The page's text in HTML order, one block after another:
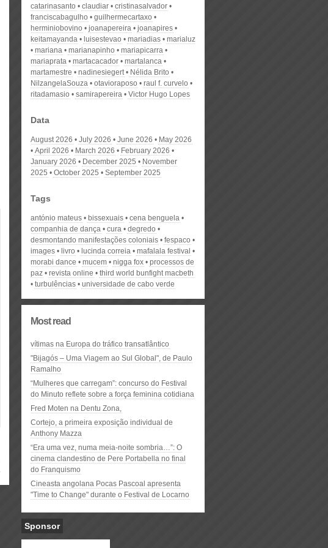
catarinasanto
claudiar
cristinasalvador
franciscabagulho
guilhermecartaxo
herminiobovino
joanapereira
joanapires
keitamayanda
luisestevao mariadias
marialuz
mariana
marianapinho
mariapicarra
mariaprata
martacacador
martalanca
martamestre
nadinesiegert
Nélida Brito
NilzangelaSouza
otavioraposo
raul f. curvelo
ritadamasio
samirapereira Victor Hugo Lopes
Data
August 2026 July 2026 June 2026
May 2026
April 2026
March 2026
February 2026
January 2026
December 2025
November
2025
October 2025 September 2025
Tags
antónio mateus bissexuais
cena benguela
companhia de dança
cura
degredo
desmontando manifestações coloniais
fespaco
images
livro lucinda correia
mafalala festival
morabi dance
mucem nigga fox
processos de
paz
revista online
third world bunfight macbeth
turbulências
universidade de cabo verde
Most read
vítimas na Europa do tráfico transatlântico
"Bijagós – Uma Viagem ao Sul Global", de Paulo
Ramalho
“Mulheres que carregam”: concurso do Festival
do Minuto reflete sobre a força feminina cotidiana
Fred Moten na Dentu Zona,
Cortejo, a primeira exposição individual de
Anthony Mazza
“Era uma vez, numa meia-noite sombria…”: O
cinema clandestino de Pere Portabella no final
do Franquismo
Cineasta angolana Pocas Pascoal apresenta
"Time to Change" durante o Festival de Locarno
Sponsor